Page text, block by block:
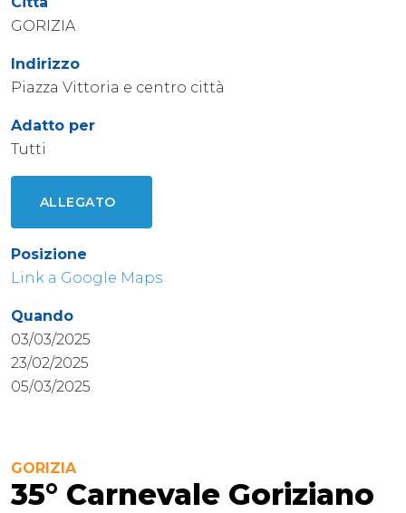
GORIZIA
Indirizzo
Piazza Vittoria e centro città
Adatto per
Tutti
ALLEGATO
Posizione
Link a Google Maps
Quando
03/03/2025
23/02/2025
05/03/2025
GORIZIA
35° Carnevale Goriziano